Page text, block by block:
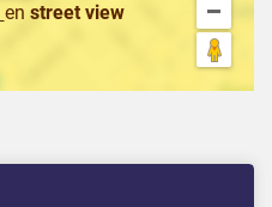
en street view